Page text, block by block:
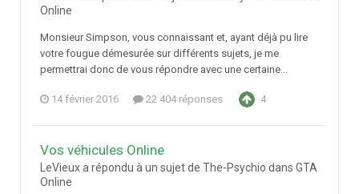
Online
Monsieur Simpson, vous connaissant et, ayant déjà pu lire
votre fougue démesurée sur différents sujets, je me
permettrai donc de vous répondre avec une certaine...
14 février 2016 22 404 réponses 4
Vos véhicules Online
LeVieux a répondu à un sujet de The-Psychio dans GTA
Online